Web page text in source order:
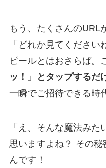
もう、たくさんのURL
「どれか見てくださ
ピールとはおさらば。
ッ！」とタップするだ
一瞬でご招待できる時
「え、そんな魔法み
思いますよね？ その秘
んです！